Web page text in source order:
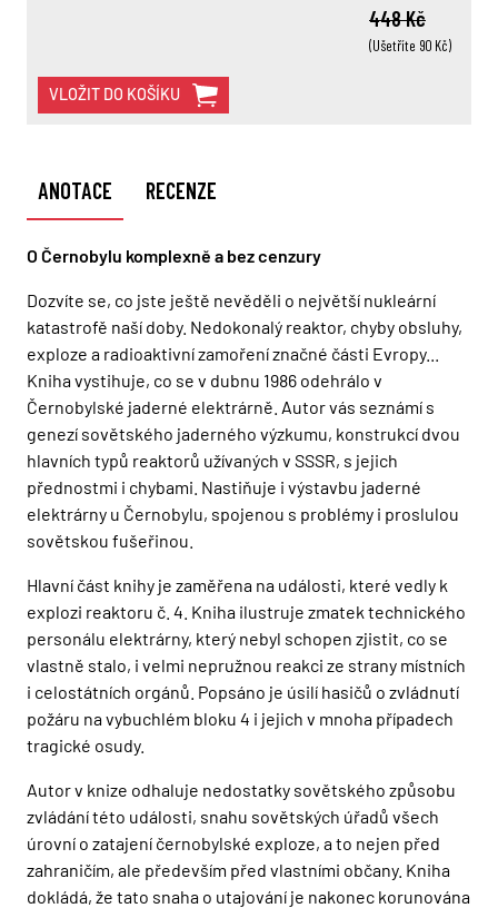
448 Kč
(Ušetříte 90 Kč)
VLOŽIT DO KOŠÍKU
ANOTACE RECENZE
O Černobylu komplexně a bez cenzury
Dozvíte se, co jste ještě nevěděli o největší nukleární
katastrofě naší doby. Nedokonalý reaktor, chyby obsluhy,
exploze a radioaktivní zamoření značné části Evropy...
Kniha vystihuje, co se v dubnu 1986 odehrálo v
Černobylské jaderné elektrárně. Autor vás seznámí s
genezí sovětského jaderného výzkumu, konstrukcí dvou
hlavních typů reaktorů užívaných v SSSR, s jejich
přednostmi i chybami. Nastiňuje i výstavbu jaderné
elektrárny u Černobylu, spojenou s problémy i proslulou
sovětskou fušeřinou.
Hlavní část knihy je zaměřena na události, které vedly k
explozi reaktoru č. 4. Kniha ilustruje zmatek technického
personálu elektrárny, který nebyl schopen zjistit, co se
vlastně stalo, i velmi nepružnou reakci ze strany místních
i celostátních orgánů. Popsáno je úsilí hasičů o zvládnutí
požáru na vybuchlém bloku 4 i jejich v mnoha případech
tragické osudy.
Autor v knize odhaluje nedostatky sovětského způsobu
zvládání této události, snahu sovětských úřadů všech
úrovní o zatajení černobylské exploze, a to nejen před
zahraničím, ale především před vlastními občany. Kniha
dokládá, že tato snaha o utajování je nakonec korunována